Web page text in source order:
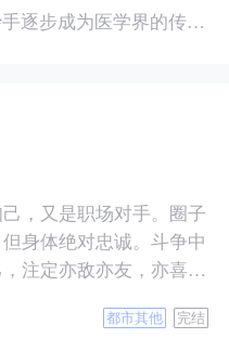
一个医院的临时工，凭一双妙手逐步成为医学界的传奇！ 一个社会底层的小人物，靠一腔热血成为人世间的枭王！ 当佛已经无能为力，便由我来普渡众生——杨风。
，又是职场对手。圈子
身体绝对忠诚。斗争中
注定亦敌亦友，亦喜亦
都市其他 完结